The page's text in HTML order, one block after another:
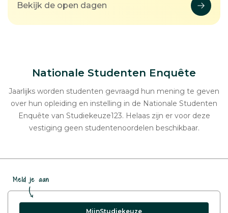
Bekijk de open dagen
Nationale Studenten Enquête
Jaarlijks worden studenten gevraagd hun mening te geven
over hun opleiding en instelling in de Nationale Studenten
Enquête van Studiekeuze123. Helaas zijn er voor deze
vestiging geen studentenoordelen beschikbaar.
Meld je aan
MijnStudiekeuze